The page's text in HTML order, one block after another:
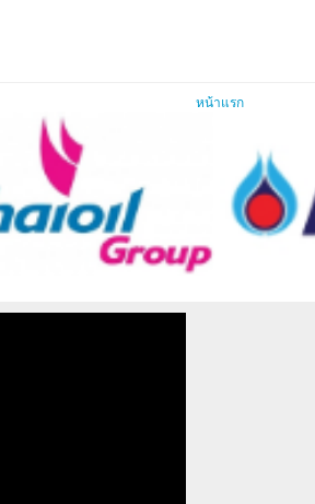
หน้าแรก